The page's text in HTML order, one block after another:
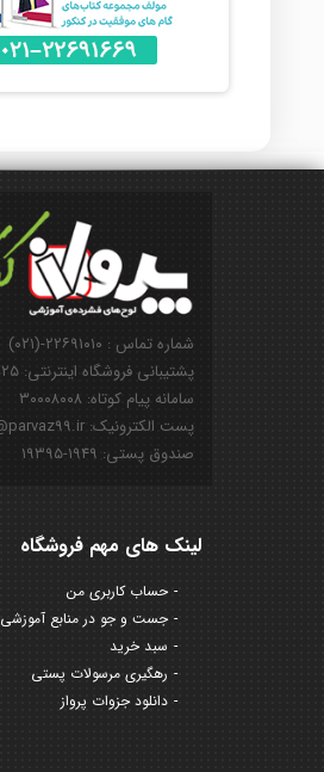
شماره تماس : ۲۲۶۹۱۰۱۰-(۰۲۱)
پشتیبانی فروشگاه اینترنتی: ۰۹۱۲۸۵۰۱۱۲۵
سامانه پیام کوتاه: ۳۰۰۰۸۰۰۸
پست الکترونیک: info@parvaz99.ir
صندوق پستی: ۱۹۴۹-۱۹۳۹۵
لینک های مهم فروشگاه
حساب کاربری من
جست و جو در منابع آموزشی
سبد خرید
رهگیری مرسولات پستی
دانلود جزوات پرواز